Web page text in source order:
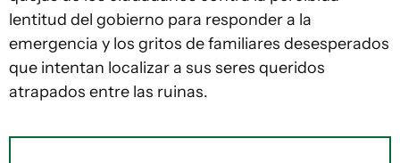
lentitud del gobierno para responder a la
emergencia y los gritos de familiares desesperados
que intentan localizar a sus seres queridos
atrapados entre las ruinas.